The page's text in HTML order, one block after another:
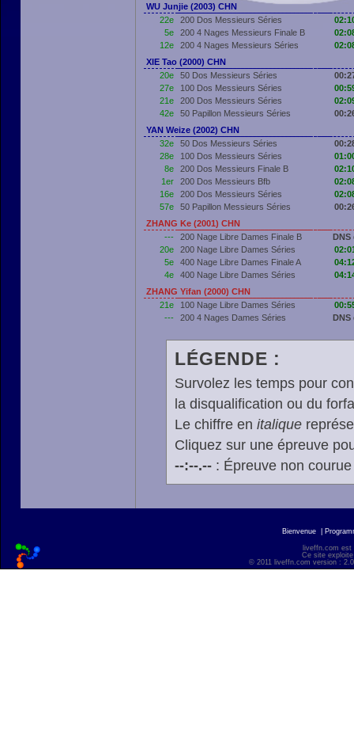
WU Junjie (2003) CHN
22e
200 Dos Messieurs Séries
5e
200 4 Nages Messieurs Finale B
12e
200 4 Nages Messieurs Séries
XIE Tao (2000) CHN
20e
50 Dos Messieurs Séries
27e
100 Dos Messieurs Séries
21e
200 Dos Messieurs Séries
42e
50 Papillon Messieurs Séries
YAN Weize (2002) CHN
32e
50 Dos Messieurs Séries
28e
100 Dos Messieurs Séries
8e
200 Dos Messieurs Finale B
1er
200 Dos Messieurs Bfb
16e
200 Dos Messieurs Séries
57e
50 Papillon Messieurs Séries
ZHANG Ke (2001) CHN
---
200 Nage Libre Dames Finale B
DNS
20e
200 Nage Libre Dames Séries
5e
400 Nage Libre Dames Finale A
4e
400 Nage Libre Dames Séries
ZHANG Yifan (2000) CHN
21e
100 Nage Libre Dames Séries
---
200 4 Nages Dames Séries DNS
LÉGENDE :
Survolez les temps pour
la disqualification ou du
Le chiffre en italique
Cliquez sur une épreuve
--:--.--: Épreuve non
Bienvenue
liveffn.com est
Ce site
© 2011 liveffn.com version :